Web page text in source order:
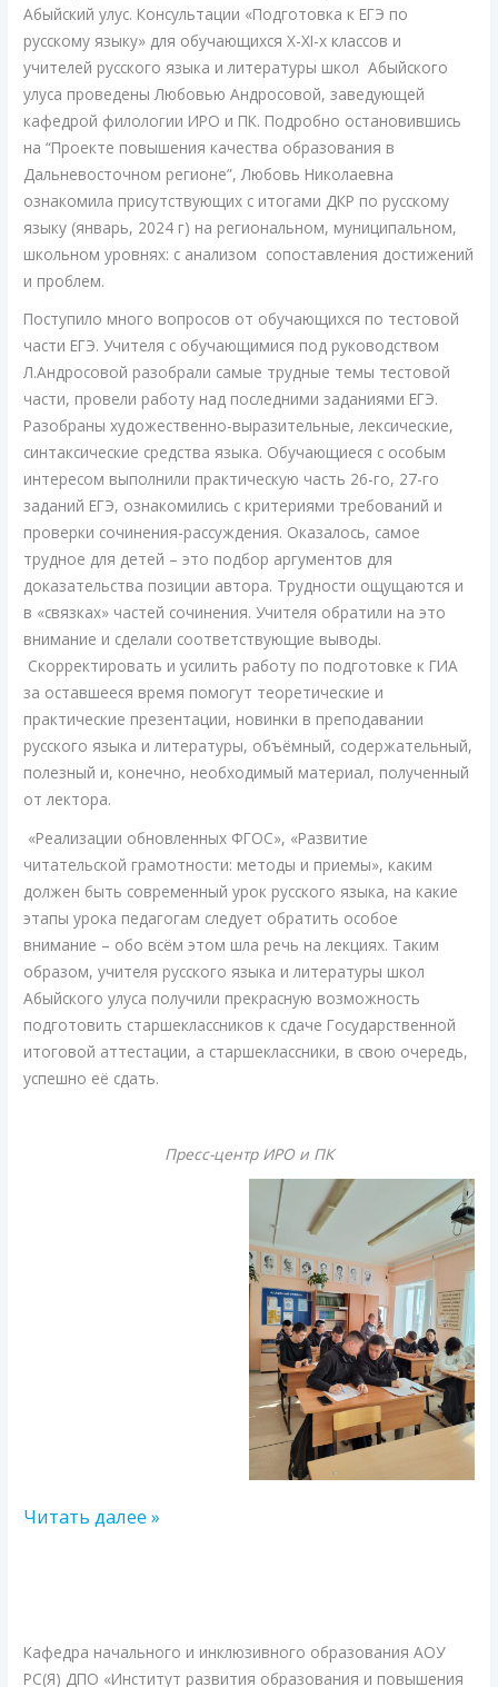
Абыйский улус. Консультации «Подготовка к ЕГЭ по
русскому языку» для обучающихся X-XI-х классов и
учителей русского языка и литературы школ Абыйского
улуса проведены Любовью Андросовой, заведующей
кафедрой филологии ИРО и ПК. Подробно остановившись
на “Проекте повышения качества образования в
Дальневосточном регионе”, Любовь Николаевна
ознакомила присутствующих с итогами ДКР по русскому
языку (январь, 2024 г) на региональном, муниципальном,
школьном уровнях: с анализом сопоставления достижений
и проблем.
Поступило много вопросов от обучающихся по тестовой
части ЕГЭ. Учителя с обучающимися под руководством
Л.Андросовой разобрали самые трудные темы тестовой
части, провели работу над последними заданиями ЕГЭ.
Разобраны художественно-выразительные, лексические,
синтаксические средства языка. Обучающиеся с особым
интересом выполнили практическую часть 26-го, 27-го
заданий ЕГЭ, ознакомились с критериями требований и
проверки сочинения-рассуждения. Оказалось, самое
трудное для детей – это подбор аргументов для
доказательства позиции автора. Трудности ощущаются и
в «связках» частей сочинения. Учителя обратили на это
внимание и сделали соответствующие выводы.
Скорректировать и усилить работу по подготовке к ГИА
за оставшееся время помогут теоретические и
практические презентации, новинки в преподавании
русского языка и литературы, объёмный, содержательный,
полезный и, конечно, необходимый материал, полученный
от лектора.
«Реализации обновленных ФГОС», «Развитие
читательской грамотности: методы и приемы», каким
должен быть современный урок русского языка, на какие
этапы урока педагогам следует обратить особое
внимание – обо всём этом шла речь на лекциях. Таким
образом, учителя русского языка и литературы школ
Абыйского улуса получили прекрасную возможность
подготовить старшеклассников к сдаче Государственной
итоговой аттестации, а старшеклассники, в свою очередь,
успешно её сдать.
Пресс-центр ИРО и ПК
Читать далее »
Кафедра начального и инклюзивного образования АОУ
РС(Я) ДПО «Институт развития образования и повышения
прошел
Форум